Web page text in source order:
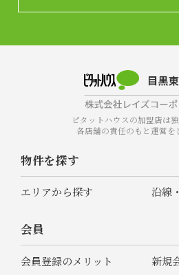
ピタットハウスの加盟店は独
各店舗の責任のもと運営を
物件を探す
エリアから探す 沿線
会員
会員登録のメリット
新規